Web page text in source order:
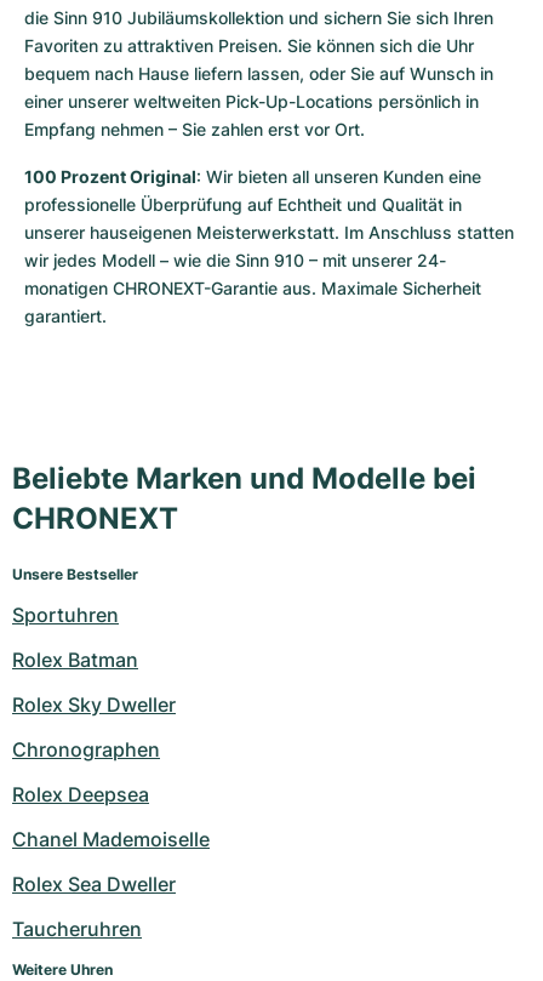
die Sinn 910 Jubiläumskollektion und sichern Sie sich Ihren
Favoriten zu attraktiven Preisen. Sie können sich die Uhr
bequem nach Hause liefern lassen, oder Sie auf Wunsch in
einer unserer weltweiten Pick-Up-Locations persönlich in
Empfang nehmen – Sie zahlen erst vor Ort.
100 Prozent Original: Wir bieten all unseren Kunden eine
professionelle Überprüfung auf Echtheit und Qualität in
unserer hauseigenen Meisterwerkstatt. Im Anschluss statten
wir jedes Modell – wie die Sinn 910 – mit unserer 24-
monatigen CHRONEXT-Garantie aus. Maximale Sicherheit
garantiert.
Beliebte Marken und Modelle bei
CHRONEXT
Unsere Bestseller
Sportuhren
Rolex Batman
Rolex Sky Dweller
Chronographen
Rolex Deepsea
Chanel Mademoiselle
Rolex Sea Dweller
Taucheruhren
Weitere Uhren